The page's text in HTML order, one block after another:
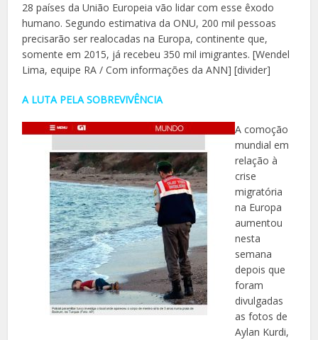
28 países da União Europeia vão lidar com esse êxodo
humano. Segundo estimativa da ONU, 200 mil pessoas
precisarão ser realocadas na Europa, continente que,
somente em 2015, já recebeu 350 mil imigrantes. [Wendel
Lima, equipe RA / Com informações da ANN] [divider]
A LUTA PELA SOBREVIVÊNCIA
A comoção
mundial em
relação à
crise
migratória
na Europa
aumentou
nesta
semana
depois que
foram
divulgadas
as fotos de
Aylan Kurdi,